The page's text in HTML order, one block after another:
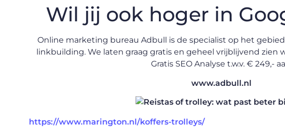
Wil jij ook hoger in
Online marketing bureau Adbull is de specialist op het gebied
linkbuilding. We laten graag gratis en geheel vrijblijvend zien
Gratis SEO Analyse t.w.v. € 249,-
www.adbull.nl
https://www.marington.nl/koffers-trolleys/